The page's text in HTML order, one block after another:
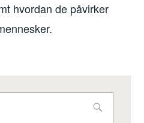
hvordan de påvirker